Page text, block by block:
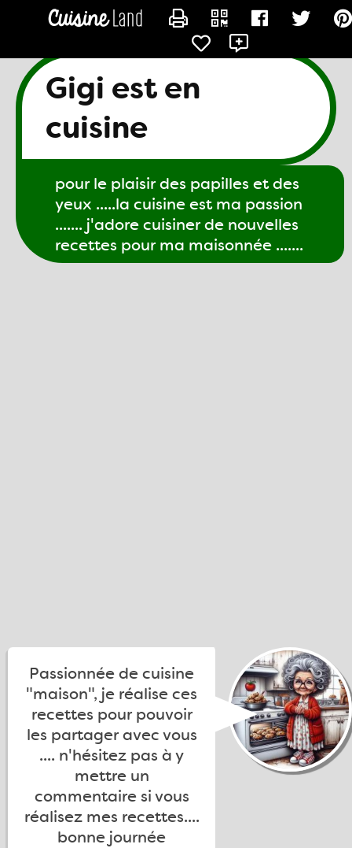
Gigi est en
cuisine
pour le plaisir des papilles et des
yeux .....la cuisine est ma passion
....... j'adore cuisiner de nouvelles
recettes pour ma maisonnée .......
Passionnée de cuisine
"maison", je réalise ces
recettes pour pouvoir
les partager avec vous
.... n'hésitez pas à y
mettre un
commentaire si vous
réalisez mes recettes....
bonne journée
CONTACTER GIGI61